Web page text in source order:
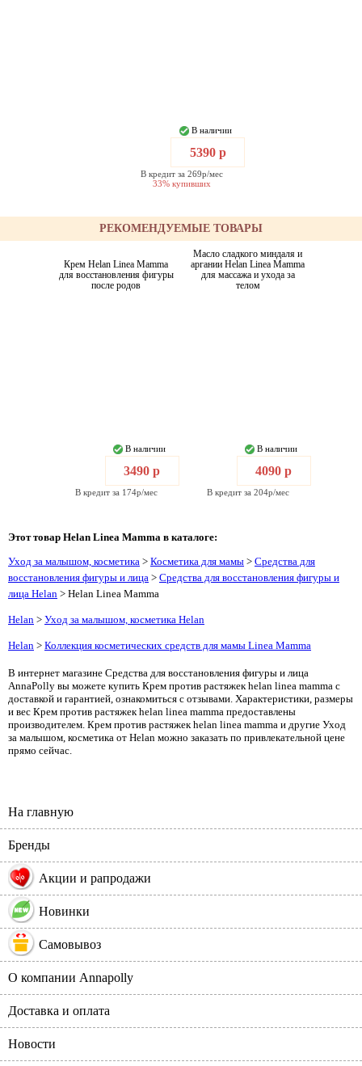
В наличии
5390 р
В кредит за 269р/мес
33% купивших
РЕКОМЕНДУЕМЫЕ ТОВАРЫ
Крем Helan Linea Mamma
для восстановления фигуры
после родов
В наличии
3490 р
В кредит за 174р/мес
Масло сладкого миндаля и
аргании Helan Linea Mamma
для массажа и ухода за
телом
В наличии
4090 р
В кредит за 204р/мес
Этот товар Helan Linea Mamma в каталоге:
Уход за малышом, косметика > Косметика для мамы > Средства для
восстановления фигуры и лица > Средства для восстановления фигуры и
лица Helan > Helan Linea Mamma
Helan > Уход за малышом, косметика Helan
Helan > Коллекция косметических средств для мамы Linea Mamma
В интернет магазине Средства для восстановления фигуры и лица
AnnaPolly вы можете купить Крем против растяжек helan linea mamma с
доставкой и гарантией, ознакомиться с отзывами. Характеристики, размеры
и вес Крем против растяжек helan linea mamma предоставлены
производителем. Крем против растяжек helan linea mamma и другие Уход
за малышом, косметика от Helan можно заказать по привлекательной цене
прямо сейчас.
На главную
Бренды
% Акции и рапродажи
Новинки
Самовывоз
О компании Annapolly
Доставка и оплата
Новости